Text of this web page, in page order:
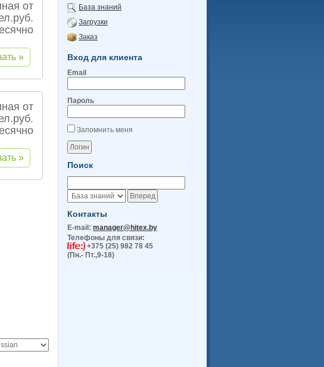
от
от
База знаний
Загрузки
Заказ
Вход для клиента
Email
Пароль
Запомнить меня
Поиск
Контакты
E-mail: manager@hitex.by
Телефоны для связи:
+375 (25) 982 78 45
(Пн.- Пт.,9-18)